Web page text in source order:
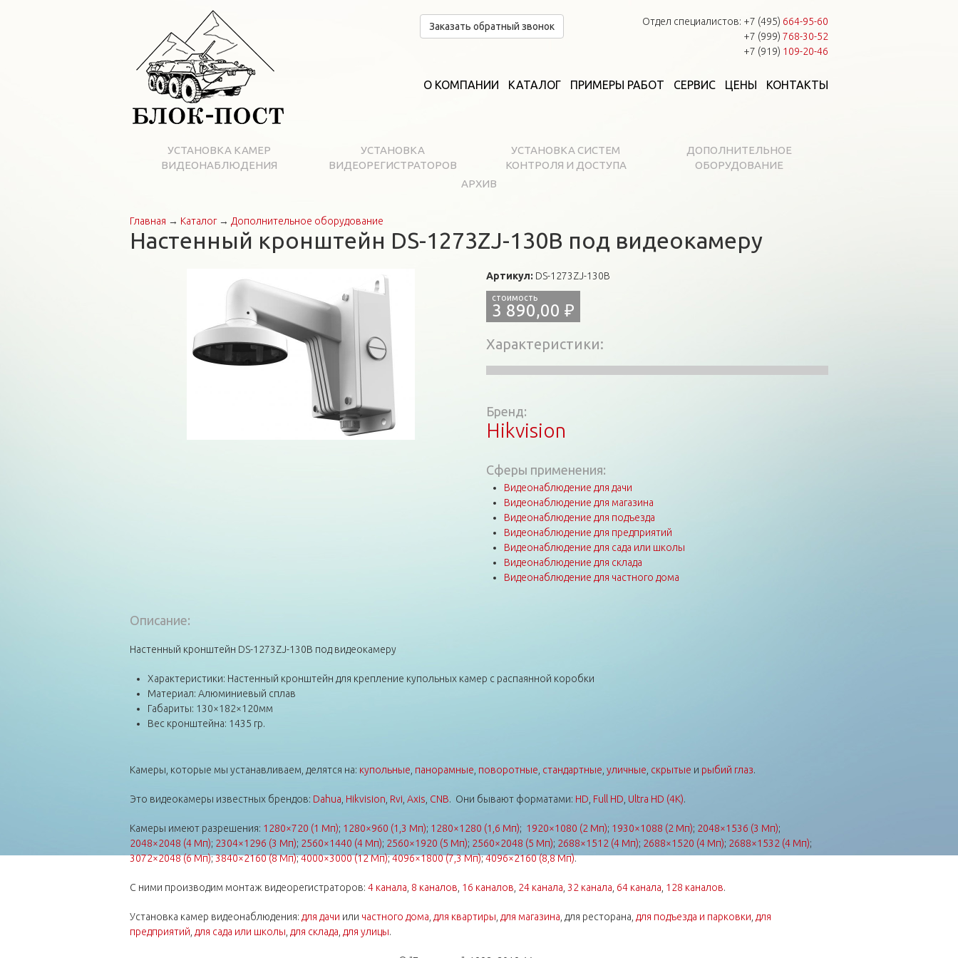
Заказать обратный звонок Отдел специалистов: +7 (495) 664-95-60
+7 (999) 768-30-52
+7 (919) 109-20-46
О КОМПАНИИ КАТАЛОГ ПРИМЕРЫ РАБОТ СЕРВИС ЦЕНЫ КОНТАКТЫ
УСТАНОВКА КАМЕР
ВИДЕОНАБЛЮДЕНИЯ
УСТАНОВКА
ВИДЕОРЕГИСТРАТОРОВ
УСТАНОВКА СИСТЕМ
КОНТРОЛЯ И ДОСТУПА
ДОПОЛНИТЕЛЬНОЕ
ОБОРУДОВАНИЕ
АРХИВ
Вы здесь
Главная → Каталог→ Дополнительное оборудование
Настенный кронштейн DS-1273ZJ-130B под видеокамеру
Артикул: DS-1273ZJ-130B
3 890,00 ₽
Характеристики
Бренд:
Hikvision
Сферы применения:
Видеонаблюдение для дачи
Видеонаблюдение для магазина
Видеонаблюдение для подъезда
Видеонаблюдение для предприятий
Видеонаблюдение для сада или школы
Видеонаблюдение для склада
Видеонаблюдение для частного дома
Описание:
Настенный кронштейн DS-1273ZJ-130B под видеокамеру
Характеристики: Настенный кронштейн для крепление купольных камер с распаянной коробки
Материал: Алюминиевый сплав
Габариты: 130×182×120мм
Вес кронштейна: 1435 гр.
Камеры, которые мы устанавливаем, делятся на: купольные панорамные поворотные стандартные уличные скрытые и рыбий глаз.
Это видеокамеры известных брендов: Dahua Hikvision Rvi Axis CNB. Они бывают форматами: HD Full HD Ultra HD (4K).
Камеры имеют разрешения: 1280×720 (1 Мп); 1280×960 (1,3 Мп); 1280×1280 (1,6 Мп); 1920×1080 (2 Мп); 1930×1088 (2 Мп); 2048×1536 (3 Мп);
2048×2048 (4 Мп); 2304×1296 (3 Мп); 2560×1440 (4 Мп); 2560×1920 (5 Мп); 2560×2048 (5 Мп); 2688×1512 (4 Мп); 2688×1520 (4 Мп); 2688×1532 (4 Мп);
3072×2048 (6 Мп);3840×2160 (8 Мп);4000×3000 (12 Мп);4096×1800 (7,3 Мп);4096×2160 (8,8 Мп).
С ними производим монтаж видеорегистраторов: 4 канала 8 каналов 16 каналов 24 канала 32 канала 64 канала 128 каналов.
Установка камер видеонаблюдения: для дачи или частного дома для квартиры для магазина , для ресторана, для подъезда и парковки для
предприятий для сада или школы для склада для улицы.